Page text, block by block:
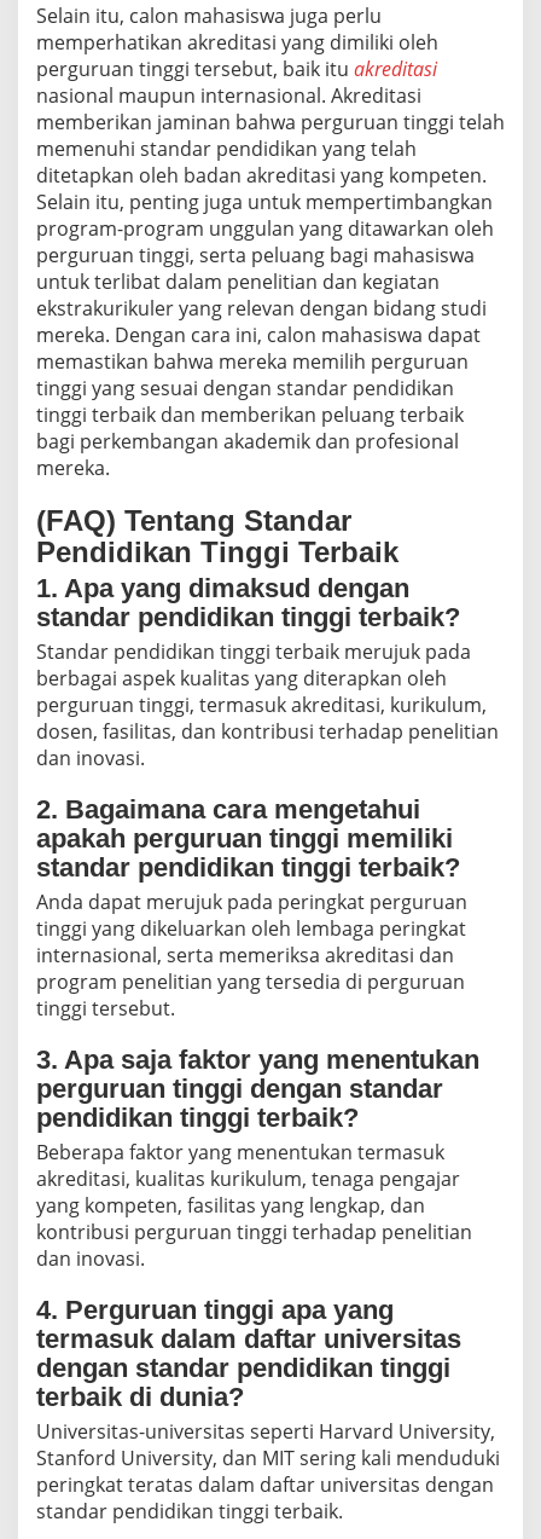
Selain itu, calon mahasiswa juga perlu
memperhatikan akreditasi yang dimiliki oleh
perguruan tinggi tersebut, baik itu akreditasi
nasional maupun internasional. Akreditasi
memberikan jaminan bahwa perguruan tinggi telah
memenuhi standar pendidikan yang telah
ditetapkan oleh badan akreditasi yang kompeten.
Selain itu, penting juga untuk mempertimbangkan
program-program unggulan yang ditawarkan oleh
perguruan tinggi, serta peluang bagi mahasiswa
untuk terlibat dalam penelitian dan kegiatan
ekstrakurikuler yang relevan dengan bidang studi
mereka. Dengan cara ini, calon mahasiswa dapat
memastikan bahwa mereka memilih perguruan
tinggi yang sesuai dengan standar pendidikan
tinggi terbaik dan memberikan peluang terbaik
bagi perkembangan akademik dan profesional
mereka.
(FAQ) Tentang Standar
Pendidikan Tinggi Terbaik
1. Apa yang dimaksud dengan
standar pendidikan tinggi terbaik?
Standar pendidikan tinggi terbaik merujuk pada
berbagai aspek kualitas yang diterapkan oleh
perguruan tinggi, termasuk akreditasi, kurikulum,
dosen, fasilitas, dan kontribusi terhadap penelitian
dan inovasi.
2. Bagaimana cara mengetahui
apakah perguruan tinggi memiliki
standar pendidikan tinggi terbaik?
Anda dapat merujuk pada peringkat perguruan
tinggi yang dikeluarkan oleh lembaga peringkat
internasional, serta memeriksa akreditasi dan
program penelitian yang tersedia di perguruan
tinggi tersebut.
3. Apa saja faktor yang menentukan
perguruan tinggi dengan standar
pendidikan tinggi terbaik?
Beberapa faktor yang menentukan termasuk
akreditasi, kualitas kurikulum, tenaga pengajar
yang kompeten, fasilitas yang lengkap, dan
kontribusi perguruan tinggi terhadap penelitian
dan inovasi.
4. Perguruan tinggi apa yang
termasuk dalam daftar universitas
dengan standar pendidikan tinggi
terbaik di dunia?
Universitas-universitas seperti Harvard University,
Stanford University, dan MIT sering kali menduduki
peringkat teratas dalam daftar universitas dengan
standar pendidikan tinggi terbaik.